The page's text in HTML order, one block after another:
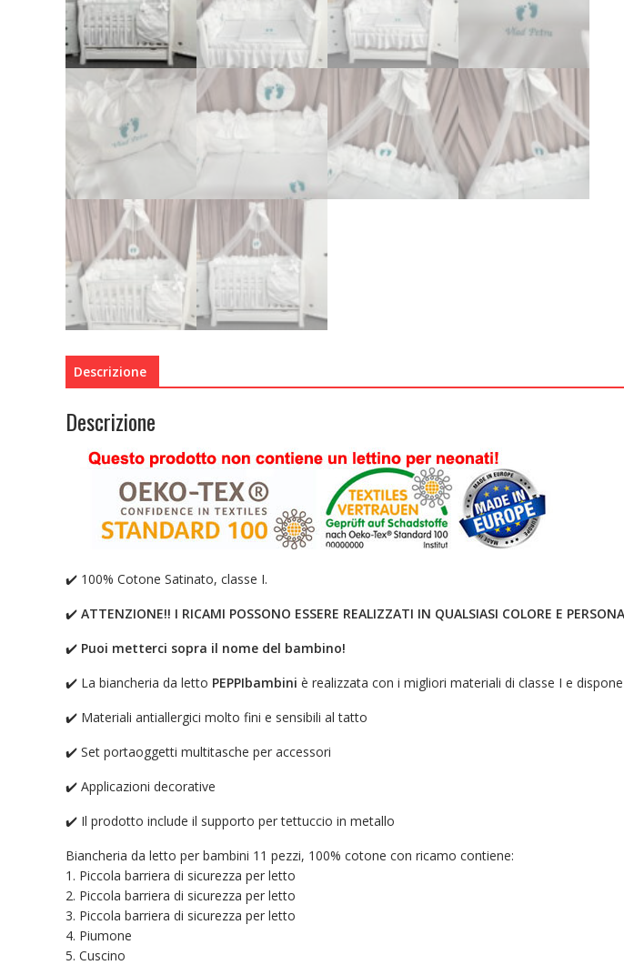
Descrizione
Descrizione
✔️ 100% Cotone Satinato, classe I.
✔️ ATTENZIONE!! I RICAMI POSSONO ESSERE REALIZZATI IN QUALSIASI COLORE E
✔️ Puoi metterci sopra il nome del bambino!
✔️ La biancheria da letto PEPPIbambini è realizzata con i migliori materiali di classe I e
✔️ Materiali antiallergici molto fini e sensibili al tatto
✔️ Set portaoggetti multitasche per accessori
✔️ Applicazioni decorative
✔️ Il prodotto include il supporto per tettuccio in metallo
Biancheria da letto per bambini 11 pezzi, 100% cotone con ricamo contiene:
1. Piccola barriera di sicurezza per letto
2. Piccola barriera di sicurezza per letto
3. Piccola barriera di sicurezza per letto
4. Piumone
5. Cuscino